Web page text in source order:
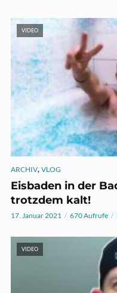
VIDEO
ARCHIV, VLOG
Eisbaden in der
trotzdem kalt!
17. Januar 2021 670 Aufrufe
VIDEO